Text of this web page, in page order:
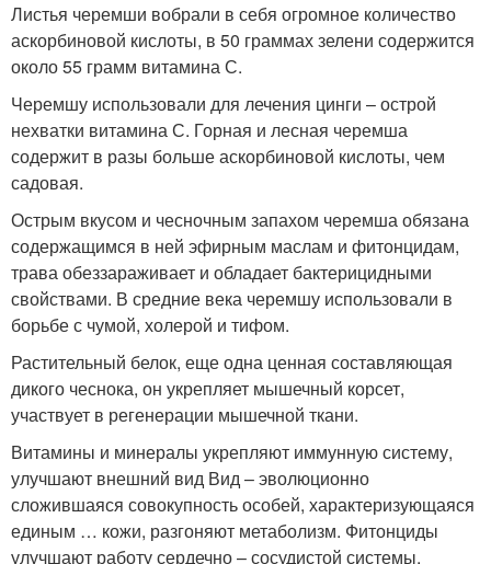
Листья черемши вобрали в себя огромное количество
аскорбиновой кислоты, в 50 граммах зелени содержится
около 55 грамм витамина С.
Черемшу использовали для лечения цинги – острой
нехватки витамина С. Горная и лесная черемша
содержит в разы больше аскорбиновой кислоты, чем
садовая.
Острым вкусом и чесночным запахом черемша обязана
содержащимся в ней эфирным маслам и фитонцидам,
трава обеззараживает и обладает бактерицидными
свойствами. В средние века черемшу использовали в
борьбе с чумой, холерой и тифом.
Растительный белок, еще одна ценная составляющая
дикого чеснока, он укрепляет мышечный корсет,
участвует в регенерации мышечной ткани.
Витамины и минералы укрепляют иммунную систему,
улучшают внешний вид Вид – эволюционно
сложившаяся совокупность особей, характеризующаяся
единым … кожи, разгоняют метаболизм. Фитонциды
улучшают работу сердечно – сосудистой системы,